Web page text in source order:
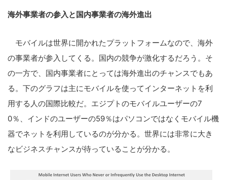
海外事業者の参入と国内事業者の海外進出
モバイルは世界に開かれたプラットフォームなので、海外
の事業者が参入してくる。国内の競争が激化するだろう。そ
の一方で、国内事業者にとっては海外進出のチャンスでもあ
る。下のグラフは主にモバイルを使ってインターネットを利
用する人の国際比較だ。エジプトのモバイルユーザーの7
0％、インドのユーザーの59％はパソコンではなくモバイル機
器でネットを利用しているのが分かる。世界には非常に大き
なビジネスチャンスが待っていることが分かる。